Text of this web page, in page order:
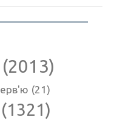
(2013)
(21)
(1321)